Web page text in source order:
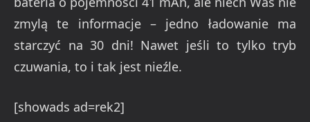
zmylą te informacje – jedno ładowanie ma
starczyć na 30 dni! Nawet jeśli to tylko tryb
czuwania, to i tak jest nieźle.
[showads ad=rek2]